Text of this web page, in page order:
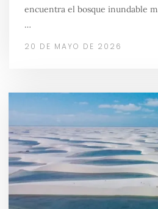
encuentra el bosque inundable
…
20 DE MAYO DE 2026